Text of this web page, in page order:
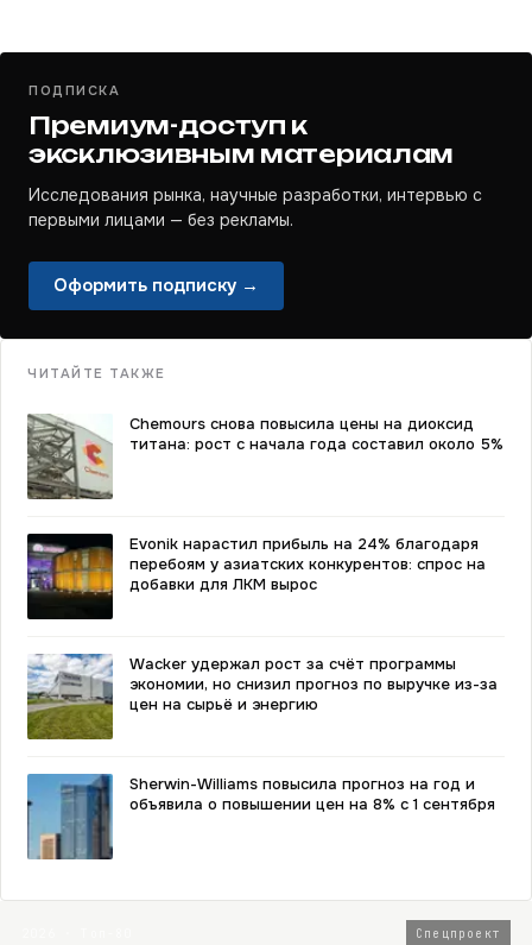
ПОДПИСКА
Премиум-доступ к
эксклюзивным материалам
Исследования рынка, научные разработки, интервью с
первыми лицами — без рекламы.
Оформить подписку →
ЧИТАЙТЕ ТАКЖЕ
Chemours снова повысила цены на диоксид
титана: рост с начала года составил около 5%
Evonik нарастил прибыль на 24% благодаря
перебоям у азиатских конкурентов: спрос на
добавки для ЛКМ вырос
Wacker удержал рост за счёт программы
экономии, но снизил прогноз по выручке из-за
цен на сырьё и энергию
Sherwin-Williams повысила прогноз на год и
объявила о повышении цен на 8% с 1 сентября
Спецпроект